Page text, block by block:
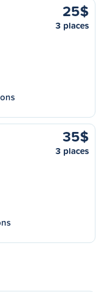
25$
3 places
35$
3 places